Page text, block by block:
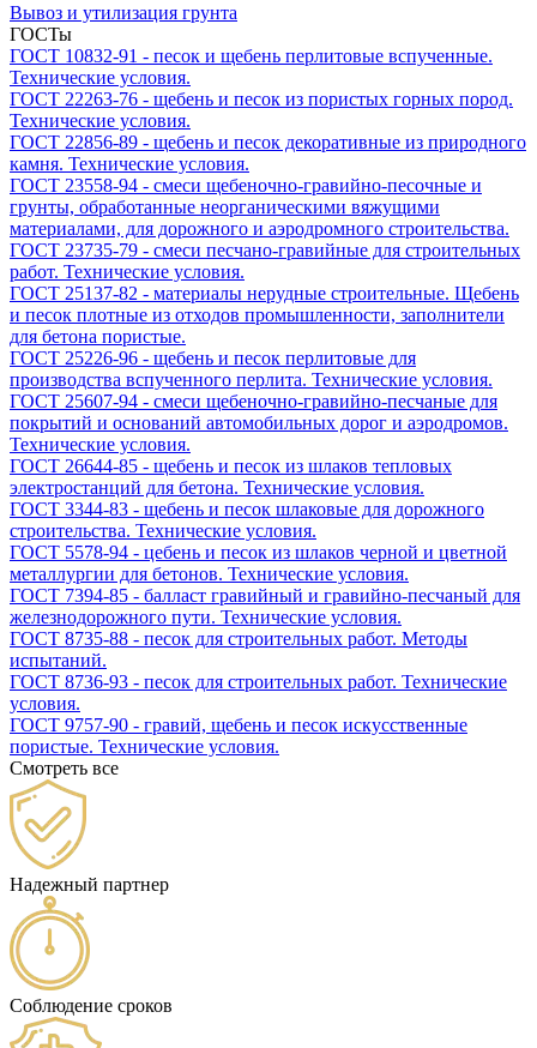
Вывоз и утилизация грунта
ГОСТы
ГОСТ 10832-91 - песок и щебень перлитовые вспученные.
Технические условия.
ГОСТ 22263-76 - щебень и песок из пористых горных пород.
Технические условия.
ГОСТ 22856-89 - щебень и песок декоративные из природного
камня. Технические условия.
ГОСТ 23558-94 - cмеси щебеночно-гравийно-песочные и
грунты, обработанные неорганическими вяжущими
материалами, для дорожного и аэродромного строительства.
ГОСТ 23735-79 - cмеси песчано-гравийные для строительных
работ. Технические условия.
ГОСТ 25137-82 - материалы нерудные строительные. Щебень
и песок плотные из отходов промышленности, заполнители
для бетона пористые.
ГОСТ 25226-96 - щебень и песок перлитовые для
производства вспученного перлита. Технические условия.
ГОСТ 25607-94 - cмеси щебеночно-гравийно-песчаные для
покрытий и оснований автомобильных дорог и аэродромов.
Технические условия.
ГОСТ 26644-85 - щебень и песок из шлаков тепловых
электростанций для бетона. Технические условия.
ГОСТ 3344-83 - щебень и песок шлаковые для дорожного
строительства. Технические условия.
ГОСТ 5578-94 - цебень и песок из шлаков черной и цветной
металлургии для бетонов. Технические условия.
ГОСТ 7394-85 - балласт гравийный и гравийно-песчаный для
железнодорожного пути. Технические условия.
ГОСТ 8735-88 - песок для строительных работ. Методы
испытаний.
ГОСТ 8736-93 - песок для строительных работ. Технические
условия.
ГОСТ 9757-90 - гравий, щебень и песок искусственные
пористые. Технические условия.
Смотреть все
Надежный партнер
Соблюдение сроков